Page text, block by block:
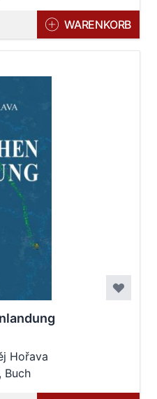
WARENKORB
Hořava
Buch